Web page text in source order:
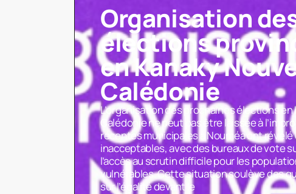
Organisation
élections
en Kanaky
Calédonie
L’organisation des prochaines élections
Calédonie ne peut pas être laissée à
récentes municipales à Nouméa ont
inacceptables, avec des bureaux de vote
l’accès au scrutin difficile pour les
vulnérables. Cette situation soulève des
sur l’égalité devant le